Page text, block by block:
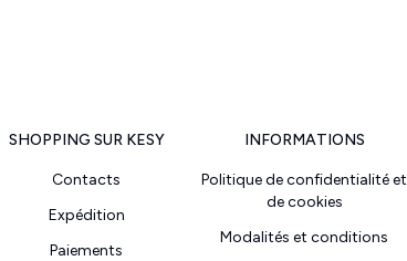
SHOPPING SUR KESY
Contacts
Expédition
Paiements
INFORMATIONS
Politique de confidentialité et
de cookies
Modalités et conditions